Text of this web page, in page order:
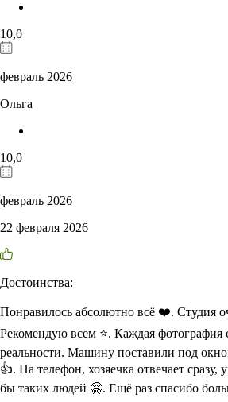
10,0
февраль 2026
Ольга
10,0
февраль 2026
22 февраля 2026
Достоинства:
Понравилось абсолютно всё ❤️. Студия
Рекомендую всем ⭐. Каждая фотография
реальности. Машину поставили под
👍. На телефон, хозяечка отвечает
бы таких людей 🤗. Ещё раз спасибо